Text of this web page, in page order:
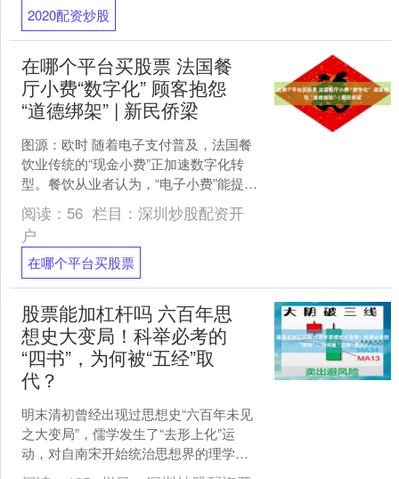
2020配资炒股
在哪个平台买股票 法国餐
厅小费“数字化” 顾客抱怨
“道德绑架” | 新民侨梁
图源：欧时 随着电子支付普及，法国餐
饮业传统的“现金小费”正加速数字化转
型。餐饮从业者认为，“电子小费”能提高
员工收入，而众多消费者对此表示不
满，甚至直言遭遇“....
阅读： 56 栏目： 深圳炒股配资开
户
在哪个平台买股票
股票能加杠杆吗 六百年思
想史大变局！科举必考的
“四书”，为何被“五经”取
代？
明末清初曾经出现过思想史“六百年未见
之大变局”，儒学发生了“去形上化”运
动，对自南宋开始统治思想界的理学观
念发起了冲击，以至于将科举八股奉为